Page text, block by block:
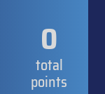
0
total
points